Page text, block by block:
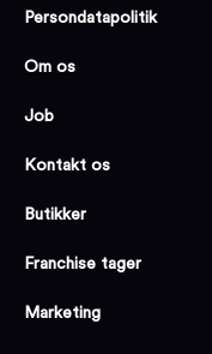
Persondatapolitik
Om os
Job
Kontakt os
Butikker
Franchise tager
Marketing